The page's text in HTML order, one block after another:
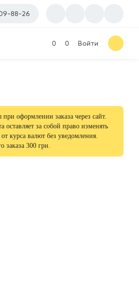
88-26
0 0 Войти
оформлении заказа через сайт.
оставляет за собой право изменять
курса валют без уведомления.
заказа 300 грн.